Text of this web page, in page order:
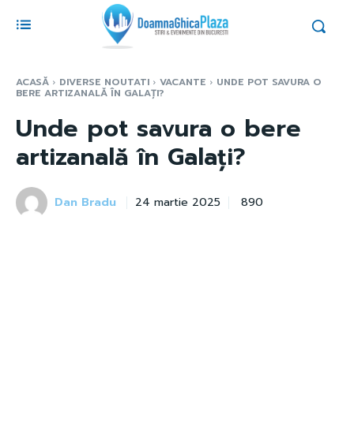
ACASĂ DIVERSE NOUTATI VACANTE UNDE POT SAVURA O
BERE ARTIZANALĂ ÎN GALAȚI?
Unde pot savura o bere
artizanală în Galați?
Dan Bradu 24 martie 2025 890